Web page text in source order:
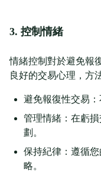
3. 控制情緒
情緒控制對於避免報
良好的交易心理，方
避免報復性交易：
管理情緒：在虧
劃。
保持紀律：遵循
略。